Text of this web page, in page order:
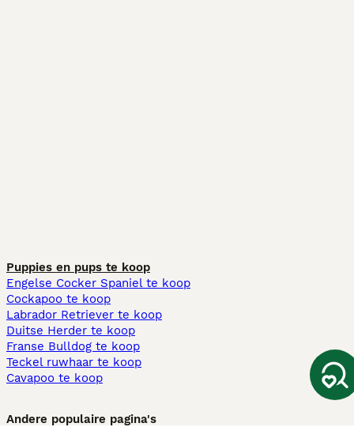
Puppies en pups te koop
Engelse Cocker Spaniel te koop
Cockapoo te koop
Labrador Retriever te koop
Duitse Herder te koop
Franse Bulldog te koop
Teckel ruwhaar te koop
Cavapoo te koop
Andere populaire pagina's